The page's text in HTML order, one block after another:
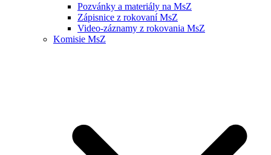
Pozvánky a materiály na MsZ
Zápisnice z rokovaní MsZ
Video-záznamy z rokovania MsZ
Komisie MsZ